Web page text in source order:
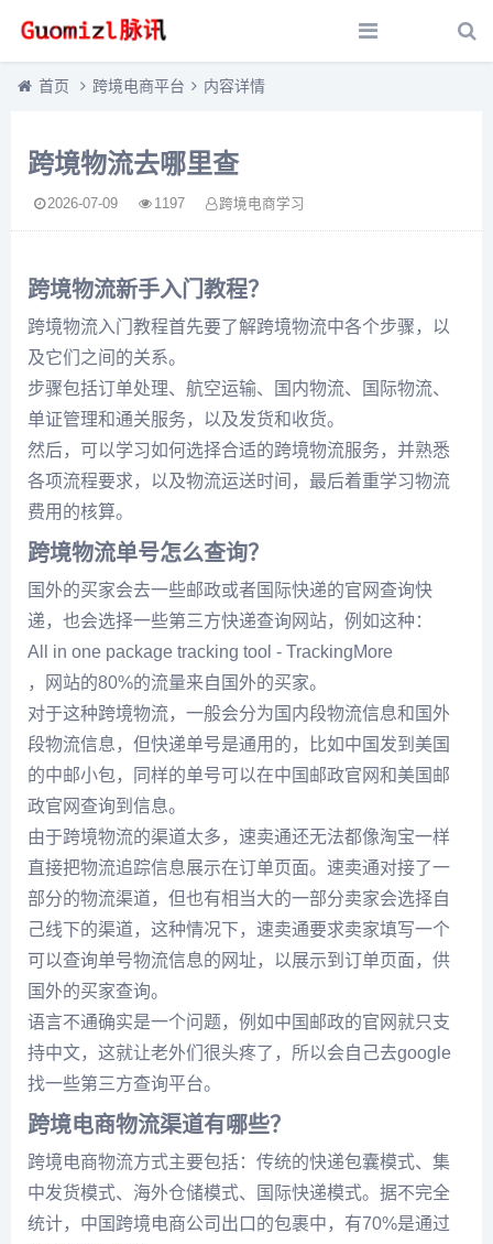
首页 跨境电商平台 内容详情
跨境物流去哪里查
2026-07-09 1197 跨境电商学习
跨境物流新手入门教程？
跨境物流入门教程首先要了解跨境物流中各个步骤，以
及它们之间的关系。
步骤包括订单处理、航空运输、国内物流、国际物流、
单证管理和通关服务，以及发货和收货。
然后，可以学习如何选择合适的跨境物流服务，并熟悉
各项流程要求，以及物流运送时间，最后着重学习物流
费用的核算。
跨境物流单号怎么查询？
国外的买家会去一些邮政或者国际快递的官网查询快
递，也会选择一些第三方快递查询网站，例如这种：
All in one package tracking tool - TrackingMore
，网站的80%的流量来自国外的买家。
对于这种跨境物流，一般会分为国内段物流信息和国外
段物流信息，但快递单号是通用的，比如中国发到美国
的中邮小包，同样的单号可以在中国邮政官网和美国邮
政官网查询到信息。
由于跨境物流的渠道太多，速卖通还无法都像淘宝一样
直接把物流追踪信息展示在订单页面。速卖通对接了一
部分的物流渠道，但也有相当大的一部分卖家会选择自
己线下的渠道，这种情况下，速卖通要求卖家填写一个
可以查询单号物流信息的网址，以展示到订单页面，供
国外的买家查询。
语言不通确实是一个问题，例如中国邮政的官网就只支
持中文，这就让老外们很头疼了，所以会自己去google
找一些第三方查询平台。
跨境电商物流渠道有哪些？
跨境电商物流方式主要包括：传统的快递包囊模式、集
中发货模式、海外仓储模式、国际快递模式。据不完全
统计，中国跨境电商公司出口的包裹中，有70%是通过